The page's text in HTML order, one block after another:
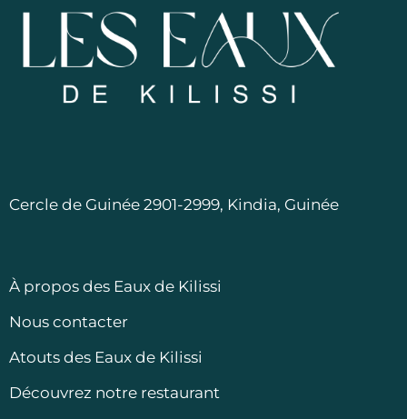
Cercle de Guinée 2901-2999, Kindia, Guinée
À propos des Eaux de Kilissi
Nous contacter
Atouts des Eaux de Kilissi
Découvrez notre restaurant